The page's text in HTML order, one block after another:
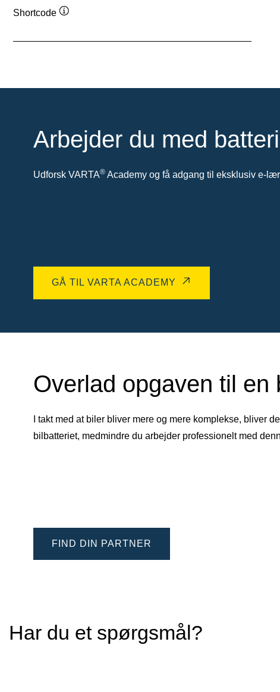
Shortcode
Arbejder du med
Udforsk VARTA® Academy og få adgang til eksklusiv e-
GÅ TIL VARTA ACADEMY
Overlad opgaven til
I takt med at biler bliver mere og mere komplekse, bliver
bilbatteriet, medmindre du arbejder professionelt med
FIND DIN PARTNER
Har du et spørgsmål?